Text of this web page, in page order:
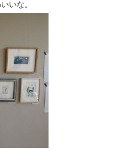
いな。